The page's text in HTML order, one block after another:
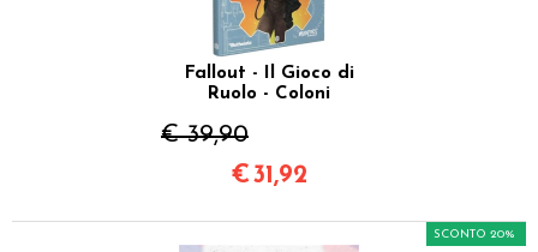
Fallout - Il Gioco di
Ruolo - Coloni
€ 39,90
€31,92
SCONTO 20%